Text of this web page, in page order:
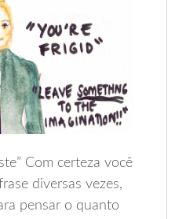
Com certeza você
diversas vezes,
pensar o quanto